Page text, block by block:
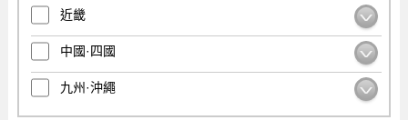
近畿
中國·四國
九州·沖繩